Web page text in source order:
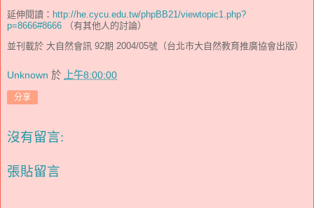
延伸閱讀： http://he.cycu.edu.tw/phpBB21/viewtopic1.php?
p=8666#8666 （有其他人的討論）
並刊載於 大自然會訊 92期 2004/05號（台北市大自然教育推廣協會出版）
Unknown 於 上午8:00:00
分享
沒有留言:
張貼留言